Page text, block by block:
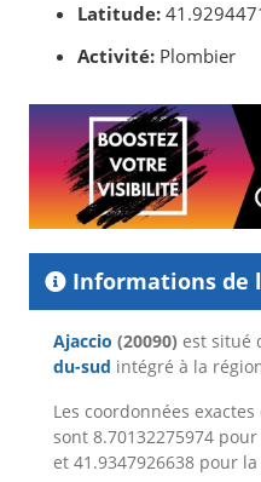
Latitude:
Activité: Plombier
Informations de
Ajaccio (20090) est situé
du-sud intégré à la
Les coordonnées exactes
sont 8.70132275974
et 41.9347926638 pour